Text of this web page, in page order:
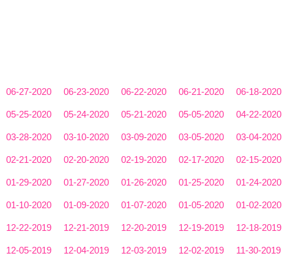
06-27-2020
06-23-2020 06-22-2020 06-21-2020 06-18-2020
05-25-2020 05-24-2020 05-21-2020 05-05-2020 04-22-2020
03-28-2020 03-10-2020 03-09-2020 03-05-2020 03-04-2020
02-21-2020 02-20-2020 02-19-2020 02-17-2020 02-15-2020
01-29-2020 01-27-2020 01-26-2020 01-25-2020 01-24-2020
01-10-2020 01-09-2020 01-07-2020 01-05-2020 01-02-2020
12-22-2019 12-21-2019 12-20-2019 12-19-2019 12-18-2019
12-05-2019 12-04-2019 12-03-2019 12-02-2019 11-30-2019